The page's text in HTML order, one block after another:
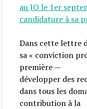
au JO le 1er
candidature à sa
Dans cette lettre
sa « conviction
première —
développer des
dans tous les
contribution à la